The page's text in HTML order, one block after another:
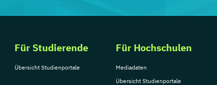
Für Studierende
Übersicht Studienportale
Für Hochschulen
Mediadaten
Übersicht Studienportale